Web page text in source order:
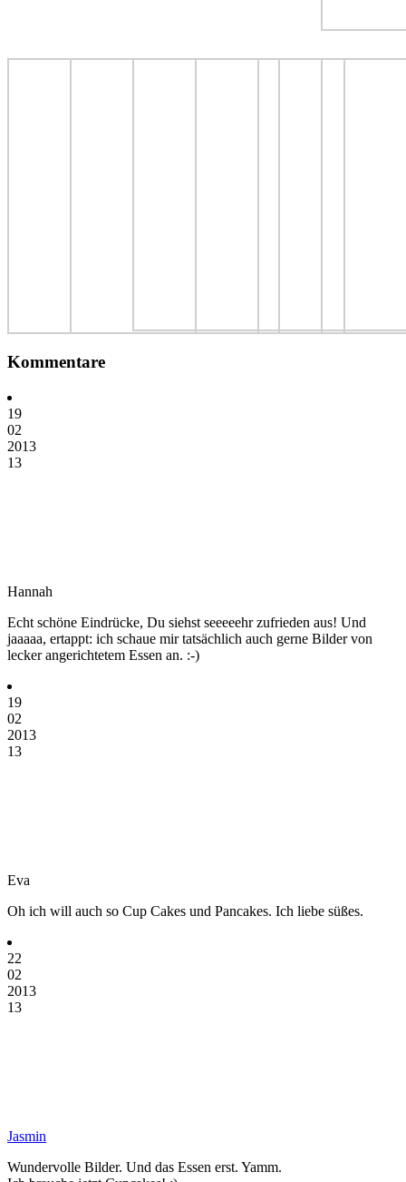
Kommentare
19
02
2013
13
Hannah
Echt schöne Eindrücke, Du siehst seeeeehr zufrieden aus! Und
jaaaaa, ertappt: ich schaue mir tatsächlich auch gerne Bilder von
lecker angerichtetem Essen an. :-)
19
02
2013
13
Eva
Oh ich will auch so Cup Cakes und Pancakes. Ich liebe süßes.
22
02
2013
13
Jasmin
Wundervolle Bilder. Und das Essen erst. Yamm.